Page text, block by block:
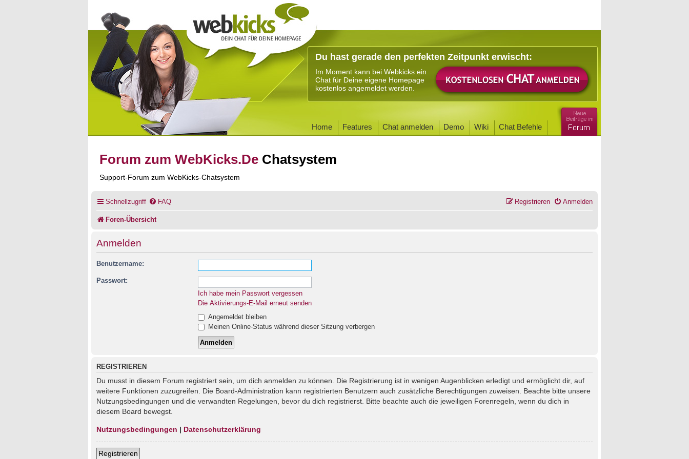
Du hast gerade den perfekten Zeitpunkt erwischt:
Im Moment kann bei Webkicks ein
Chat für Deine eigene Homepage
kostenlos angemeldet werden.
Home Features Chat anmelden Demo Wiki Chat Befehle
Forum zum WebKicks.De Chatsystem
Support-Forum zum WebKicks-Chatsystem
Schnellzugriff FAQ Anmelden
Registrieren
Foren-Übersicht
Anmelden
Benutzername:
Passwort:
Ich habe mein Passwort vergessen
Die Aktivierungs-E-Mail erneut senden
Angemeldet bleiben
Meinen Online-Status während dieser Sitzung verbergen
REGISTRIEREN
Du musst in diesem Forum registriert sein, um dich anmelden zu können. Die Registrierung ist in wenigen Augenblicken erledigt und ermöglicht dir, auf
weitere Funktionen zuzugreifen. Die Board-Administration kann registrierten Benutzern auch zusätzliche Berechtigungen zuweisen. Beachte bitte unsere
Nutzungsbedingungen und die verwandten Regelungen, bevor du dich registrierst. Bitte beachte auch die jeweiligen Forenregeln, wenn du dich in
diesem Board bewegst.
Nutzungsbedingungen | Datenschutzerklärung
Registrieren